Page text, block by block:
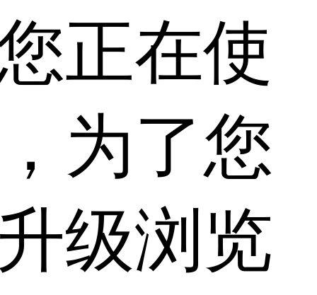
正在使
为了您
级浏览